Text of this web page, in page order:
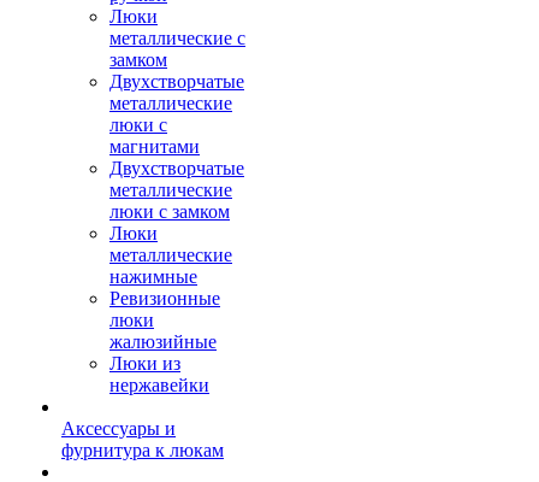
Люки
металлические с
замком
Двухстворчатые
металлические
люки с
магнитами
Двухстворчатые
металлические
люки с замком
Люки
металлические
нажимные
Ревизионные
люки
жалюзийные
Люки из
нержавейки
Аксессуары и
фурнитура к люкам